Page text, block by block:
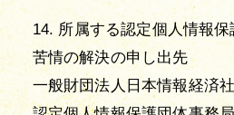
14. 所属する認定個人情報
苦情の解決の申し出先
一般財団法人日本情報経済